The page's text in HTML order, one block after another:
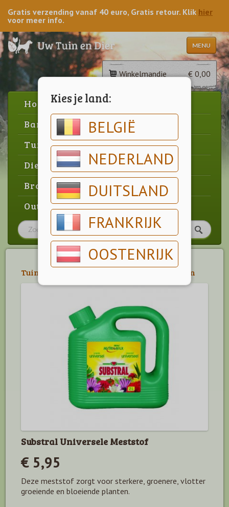
Kies je land:
BELGIË
NEDERLAND
DUITSLAND
FRANKRIJK
OOSTENRIJK
Gratis verzending vanaf 40 euro, Gratis retour. Klik hier
voor meer info.
MENU
Winkelmandje € 0,00
Home
Barbecue
Tuin
Dier
Brood & gebak
Outlet
Tuin Vloeibare meststoffen
Substral Universele Meststof
€ 5,95
Deze meststof zorgt voor sterkere, groenere, vlotter
groeiende en bloeiende planten.